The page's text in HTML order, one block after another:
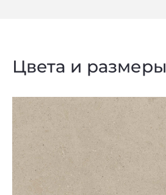
Цвета и размеры